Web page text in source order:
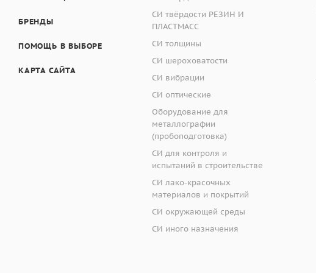
БРЕНДЫ
ПОМОЩЬ В ВЫБОРЕ
КАРТА САЙТА
СИ твёрдости РЕЗИН И
ПЛАСТМАСС
СИ толщины
СИ шероховатости
СИ вибрации
СИ оптические
Оборудование для
металлографии
(пробоподготовка)
СИ для контроля и
испытаний в строительстве
СИ лако-красочных
материалов и покрытий
СИ окружающей среды
СИ иного назначения